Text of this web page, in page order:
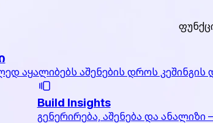
აყალიბებს აშენების დროს
Build Insights
გენერირება, აშენება და